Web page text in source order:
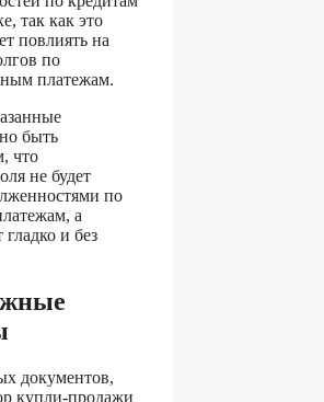
так как это
повлиять на
по
платежам.
быть
что
не будет
по
а
и без
документов,
купли-продажи